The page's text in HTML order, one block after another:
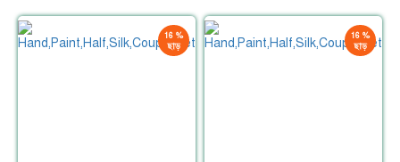
16 %
ছাড়
16 %
ছাড়